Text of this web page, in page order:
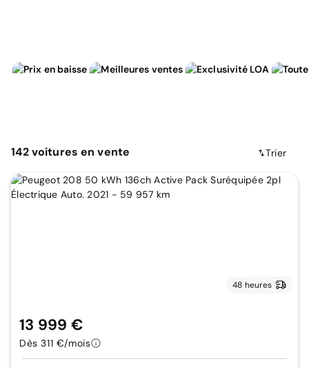
142voituresen vente Trier
48 heures
13 999 €
Dès 311 €/mois